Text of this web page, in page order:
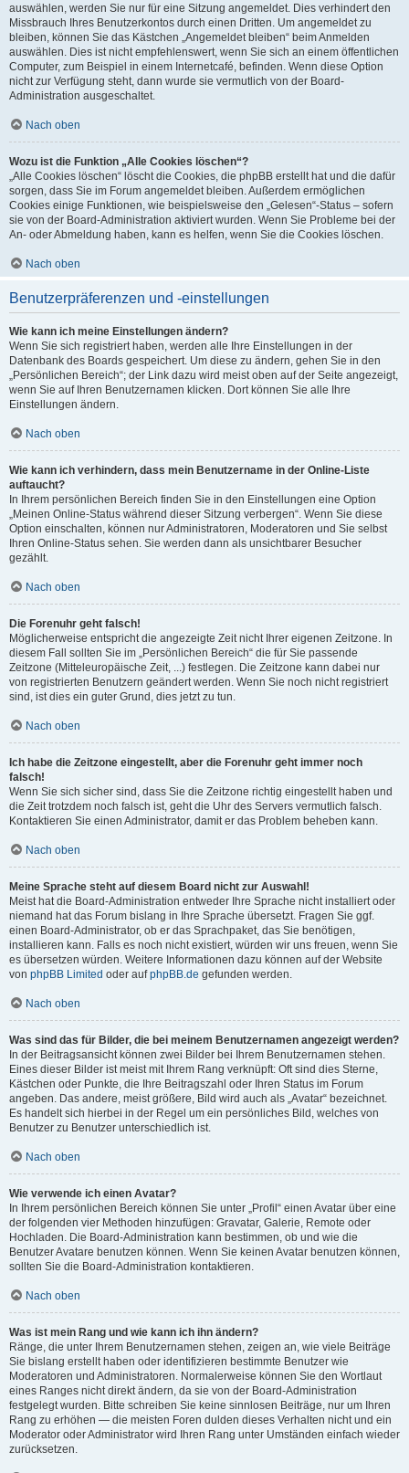
auswählen, werden Sie nur für eine Sitzung angemeldet. Dies verhindert den
Missbrauch Ihres Benutzerkontos durch einen Dritten. Um angemeldet zu
bleiben, können Sie das Kästchen „Angemeldet bleiben“ beim Anmelden
auswählen. Dies ist nicht empfehlenswert, wenn Sie sich an einem öffentlichen
Computer, zum Beispiel in einem Internetcafé, befinden. Wenn diese Option
nicht zur Verfügung steht, dann wurde sie vermutlich von der Board-
Administration ausgeschaltet.
Nach oben
Wozu ist die Funktion „Alle Cookies löschen“?
„Alle Cookies löschen“ löscht die Cookies, die phpBB erstellt hat und die dafür
sorgen, dass Sie im Forum angemeldet bleiben. Außerdem ermöglichen
Cookies einige Funktionen, wie beispielsweise den „Gelesen“-Status – sofern
sie von der Board-Administration aktiviert wurden. Wenn Sie Probleme bei der
An- oder Abmeldung haben, kann es helfen, wenn Sie die Cookies löschen.
Nach oben
Benutzerpräferenzen und -einstellungen
Wie kann ich meine Einstellungen ändern?
Wenn Sie sich registriert haben, werden alle Ihre Einstellungen in der
Datenbank des Boards gespeichert. Um diese zu ändern, gehen Sie in den
„Persönlichen Bereich“; der Link dazu wird meist oben auf der Seite angezeigt,
wenn Sie auf Ihren Benutzernamen klicken. Dort können Sie alle Ihre
Einstellungen ändern.
Nach oben
Wie kann ich verhindern, dass mein Benutzername in der Online-Liste
auftaucht?
In Ihrem persönlichen Bereich finden Sie in den Einstellungen eine Option
„Meinen Online-Status während dieser Sitzung verbergen“. Wenn Sie diese
Option einschalten, können nur Administratoren, Moderatoren und Sie selbst
Ihren Online-Status sehen. Sie werden dann als unsichtbarer Besucher
gezählt.
Nach oben
Die Forenuhr geht falsch!
Möglicherweise entspricht die angezeigte Zeit nicht Ihrer eigenen Zeitzone. In
diesem Fall sollten Sie im „Persönlichen Bereich“ die für Sie passende
Zeitzone (Mitteleuropäische Zeit, ...) festlegen. Die Zeitzone kann dabei nur
von registrierten Benutzern geändert werden. Wenn Sie noch nicht registriert
sind, ist dies ein guter Grund, dies jetzt zu tun.
Nach oben
Ich habe die Zeitzone eingestellt, aber die Forenuhr geht immer noch
falsch!
Wenn Sie sich sicher sind, dass Sie die Zeitzone richtig eingestellt haben und
die Zeit trotzdem noch falsch ist, geht die Uhr des Servers vermutlich falsch.
Kontaktieren Sie einen Administrator, damit er das Problem beheben kann.
Nach oben
Meine Sprache steht auf diesem Board nicht zur Auswahl!
Meist hat die Board-Administration entweder Ihre Sprache nicht installiert oder
niemand hat das Forum bislang in Ihre Sprache übersetzt. Fragen Sie ggf.
einen Board-Administrator, ob er das Sprachpaket, das Sie benötigen,
installieren kann. Falls es noch nicht existiert, würden wir uns freuen, wenn Sie
es übersetzen würden. Weitere Informationen dazu können auf der Website
von phpBB Limited oder aufphpBB.de gefunden werden.
Nach oben
Was sind das für Bilder, die bei meinem Benutzernamen angezeigt werden?
In der Beitragsansicht können zwei Bilder bei Ihrem Benutzernamen stehen.
Eines dieser Bilder ist meist mit Ihrem Rang verknüpft: Oft sind dies Sterne,
Kästchen oder Punkte, die Ihre Beitragszahl oder Ihren Status im Forum
angeben. Das andere, meist größere, Bild wird auch als „Avatar“ bezeichnet.
Es handelt sich hierbei in der Regel um ein persönliches Bild, welches von
Benutzer zu Benutzer unterschiedlich ist.
Nach oben
Wie verwende ich einen Avatar?
In Ihrem persönlichen Bereich können Sie unter „Profil“ einen Avatar über eine
der folgenden vier Methoden hinzufügen: Gravatar, Galerie, Remote oder
Hochladen. Die Board-Administration kann bestimmen, ob und wie die
Benutzer Avatare benutzen können. Wenn Sie keinen Avatar benutzen können,
sollten Sie die Board-Administration kontaktieren.
Nach oben
Was ist mein Rang und wie kann ich ihn ändern?
Ränge, die unter Ihrem Benutzernamen stehen, zeigen an, wie viele Beiträge
Sie bislang erstellt haben oder identifizieren bestimmte Benutzer wie
Moderatoren und Administratoren. Normalerweise können Sie den Wortlaut
eines Ranges nicht direkt ändern, da sie von der Board-Administration
festgelegt wurden. Bitte schreiben Sie keine sinnlosen Beiträge, nur um Ihren
Rang zu erhöhen — die meisten Foren dulden dieses Verhalten nicht und ein
Moderator oder Administrator wird Ihren Rang unter Umständen einfach wieder
zurücksetzen.